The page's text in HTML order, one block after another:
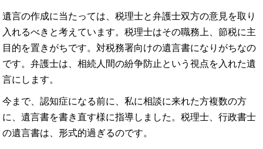
遺言の作成に当たっては、税理士と弁護士双方の意見を取り
入れるべきと考えています。税理士はその職務上、節税に主
目的を置きがちです。対税務署向けの遺言書になりがちなの
です。弁護士は、相続人間の紛争防止という視点を入れた遺
言にします。
今まで、認知症になる前に、私に相談に来れた方複数の方
に、遺言書を書き直す様に指導しました。税理士、行政書士
の遺言書は、形式的過ぎるのです。